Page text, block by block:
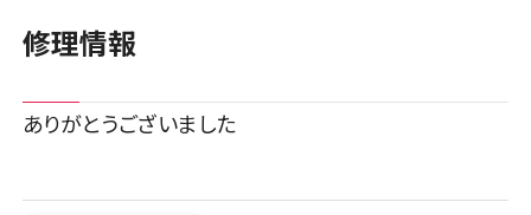
修理情報
ありがとうございました